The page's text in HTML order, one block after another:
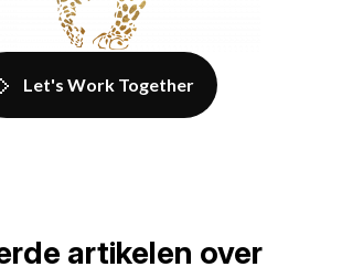
Let's Work Together
artikelen over